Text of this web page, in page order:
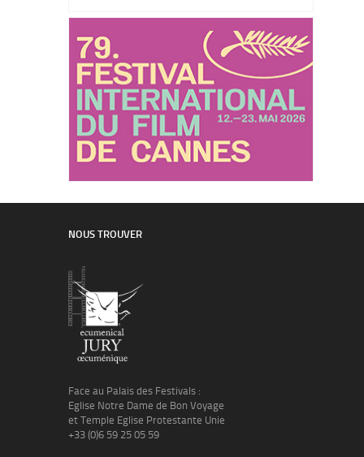
NOUS TROUVER
Face au Palais des Festivals :
Eglise Notre Dame de Bon Voyage
et Temple Eglise Protestante Unie
+33 (0)6 59 25 05 59